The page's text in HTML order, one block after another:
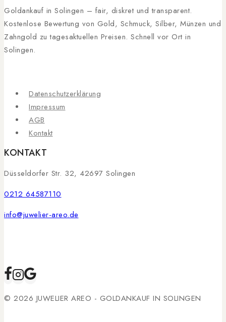
Goldankauf in Solingen – fair, diskret und transparent.
Kostenlose Bewertung von Gold, Schmuck, Silber, Münzen und
Zahngold zu tagesaktuellen Preisen. Schnell vor Ort in
Solingen.
Datenschutzerklärung
Impressum
AGB
Kontakt
KONTAKT
Düsseldorfer Str. 32, 42697 Solingen
0212 64587110
info@juwelier-areo.de
© 2026 JUWELIER AREO - GOLDANKAUF IN SOLINGEN